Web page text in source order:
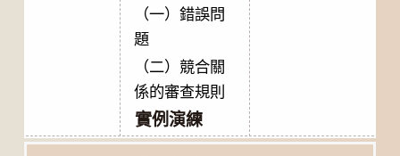
（一）錯誤問
題
（二）競合關
係的審查規則
實例演練